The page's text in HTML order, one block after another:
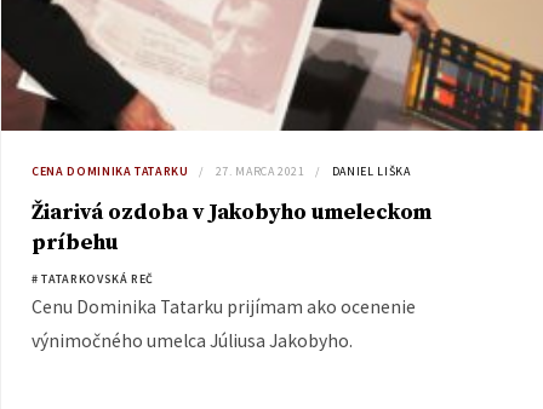
CENA DOMINIKA TATARKU 27. MARCA 2021 DANIEL LIŠKA
Žiarivá ozdoba v Jakobyho umeleckom
príbehu
# TATARKOVSKÁ REČ
Cenu Dominika Tatarku prijímam ako ocenenie
výnimočného umelca Júliusa Jakobyho.